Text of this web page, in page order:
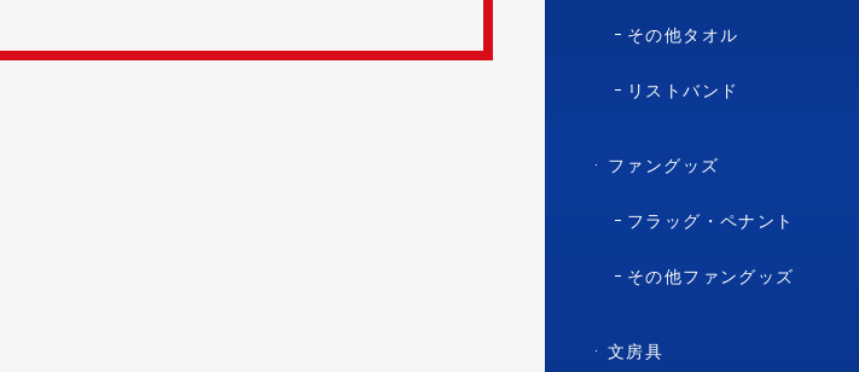
その他タオル
リストバンド
ファングッズ
フラッグ・ペナント
その他ファングッズ
文房具